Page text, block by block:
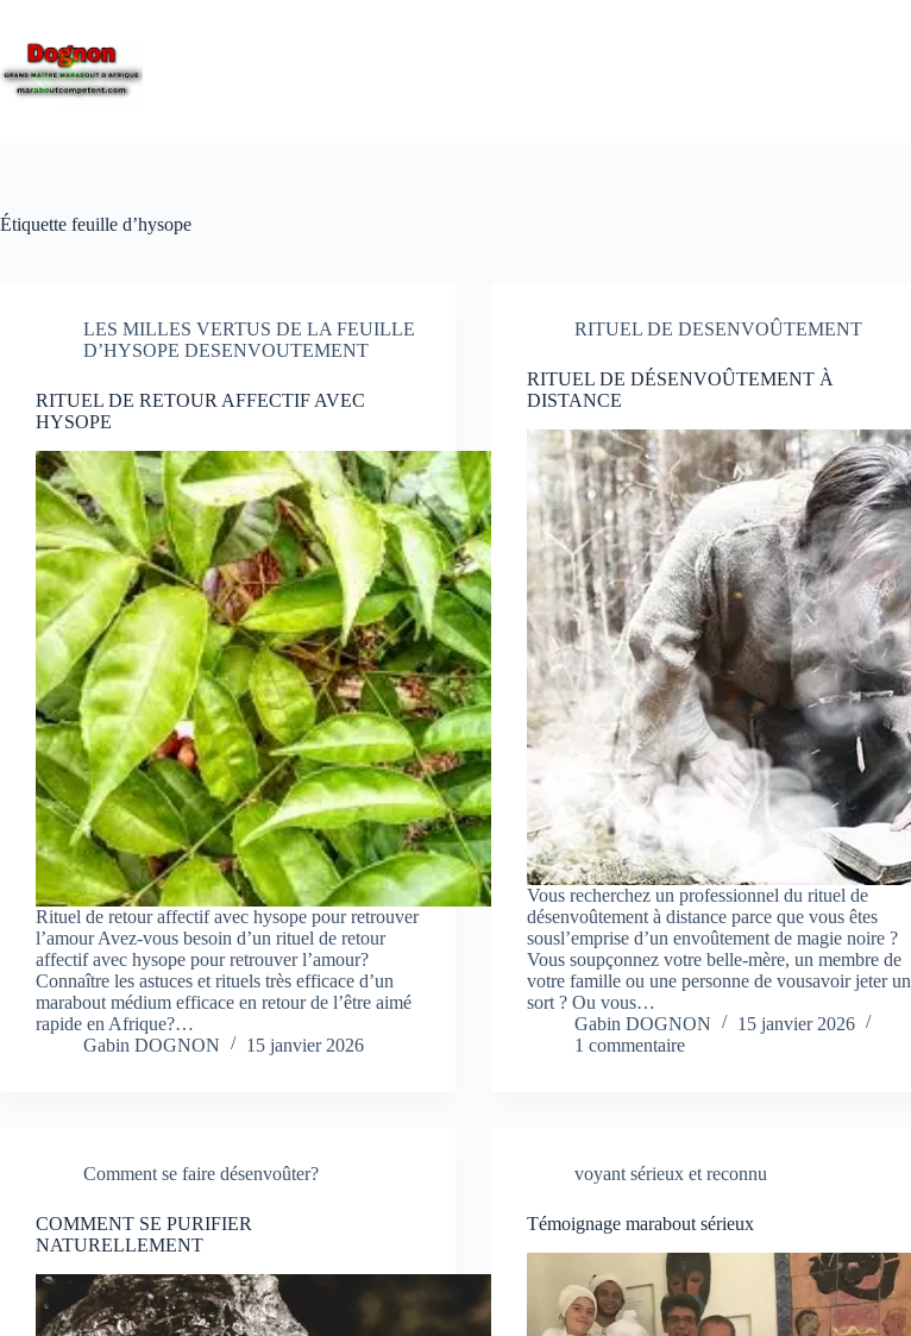
Étiquette feuille d’hysope
LES MILLES VERTUS DE LA FEUILLE
D’HYSOPE DESENVOUTEMENT
RITUEL DE RETOUR AFFECTIF AVEC
HYSOPE
Rituel de retour affectif avec hysope pour retrouver
l’amour Avez-vous besoin d’un rituel de retour
affectif avec hysope pour retrouver l’amour?
Connaître les astuces et rituels très efficace d’un
marabout médium efficace en retour de l’être aimé
rapide en Afrique?…
Gabin DOGNON
15 janvier 2026
RITUEL DE DESENVOÛTEMENT
RITUEL DE DÉSENVOÛTEMENT À
DISTANCE
Vous recherchez un professionnel du rituel de
désenvoûtement à distance parce que vous êtes
sousl’emprise d’un envoûtement de magie noire ?
Vous soupçonnez votre belle-mère, un membre de
votre famille ou une personne de vousavoir jeter un
sort ? Ou vous…
Gabin DOGNON
15 janvier 2026
1 commentaire
Comment se faire désenvoûter?
COMMENT SE PURIFIER
NATURELLEMENT
voyant sérieux et reconnu
Témoignage marabout sérieux